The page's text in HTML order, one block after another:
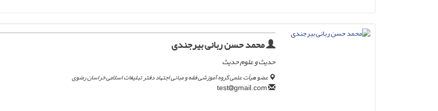
محمد حسن ربانی بیرجندی
حدیث و علوم حدیث
عضو هیأت علمی گروه آموزشی فقه و مبانی اجتهاد دفتر تبلیغات اسلامی خراسان رضوی
gmail.com